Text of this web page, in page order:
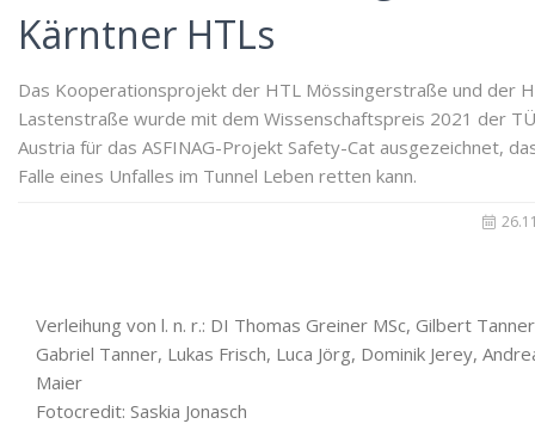
Kärntner HTLs
Das Kooperationsprojekt der HTL Mössingerstraße und der
Lastenstraße wurde mit dem Wissenschaftspreis 2021 der
Austria für das ASFINAG-Projekt Safety-Cat ausgezeichnet,
Falle eines Unfalles im Tunnel Leben retten kann.
Verleihung von l. n. r.: DI Thomas Greiner MSc, Gilbert
Gabriel Tanner, Lukas Frisch, Luca Jörg, Dominik Jerey,
Maier
Fotocredit: Saskia Jonasch